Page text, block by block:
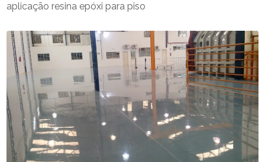
aplicação resina epóxi para piso